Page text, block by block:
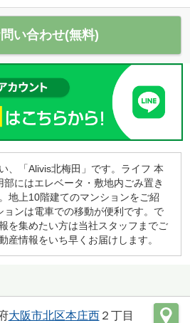
い合わせ(無料)
、「Alivis北梅田」です。ライフ 本
にはエレベータ・敷地内ごみ置き
地上10階建てのマンションをご紹
ンは電車での移動が便利です。で
を集めたい方は当社スタッフまでご
産情報をいち早くお届けします。
大阪市北区本庄西２丁目